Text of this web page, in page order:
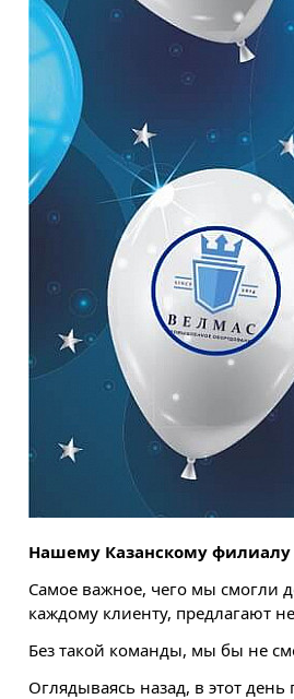
Нашему Казанскому филиалу
Самое важное, чего мы смогли
каждому клиенту, предлагают
Без такой команды, мы бы не
Оглядываясь назад, в этот